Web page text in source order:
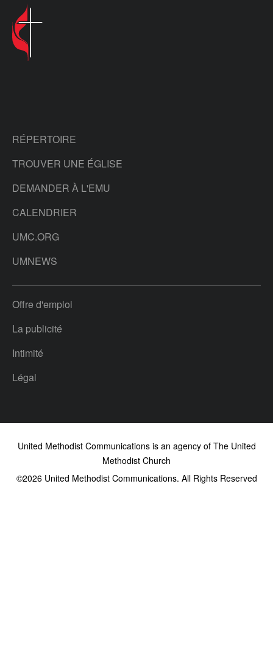
RÉPERTOIRE
TROUVER UNE ÉGLISE
DEMANDER À L'EMU
CALENDRIER
UMC.ORG
UMNEWS
Offre d'emploi
La publicité
Intimité
Légal
United Methodist Communications is an agency of The United
Methodist Church
©2026United Methodist Communications. All Rights Reserved